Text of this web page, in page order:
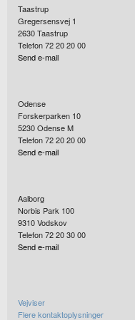
Taastrup
Gregersensvej 1
2630Taastrup
Telefon 72 20 20 00
Send e-mail
Odense
Forskerparken 10
5230Odense M
Telefon 72 20 20 00
Send e-mail
Aalborg
Norbis Park 100
9310Vodskov
Telefon 72 20 30 00
Send e-mail
Vejviser
Flere kontaktoplysninger